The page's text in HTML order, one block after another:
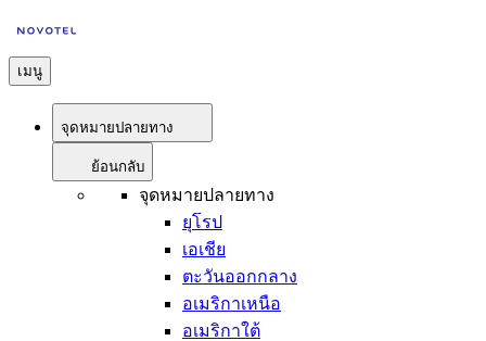
เมนู
จุดหมายปลายทาง
ย้อนกลับ
จุดหมายปลายทาง
ยุโรป
เอเชีย
ตะวันออกกลาง
อเมริกาเหนือ
อเมริกาใต้